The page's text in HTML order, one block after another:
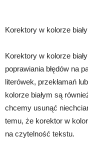
Korektory w kolorze
Korektory w kolorze
poprawiania błędów na
literówek, przekłamań
kolorze białym są
chcemy usunąć
temu, że korektor w
na czytelność tekstu.